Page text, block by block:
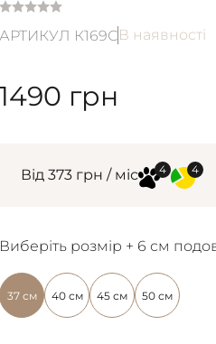
АРТИКУЛ К169СВ наявності
1490 грн
Від 373 грн / міс
Виберіть розмір + 6 см
37 см 40 см 45 см 50 см